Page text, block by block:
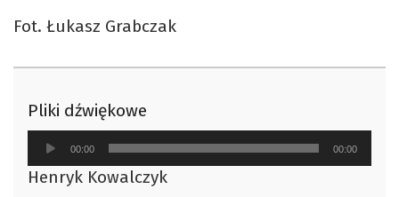
Fot. Łukasz Grabczak
Pliki dźwiękowe
Odtwarzacz
plików
dźwiękowych
00:00 00:00
Henryk Kowalczyk